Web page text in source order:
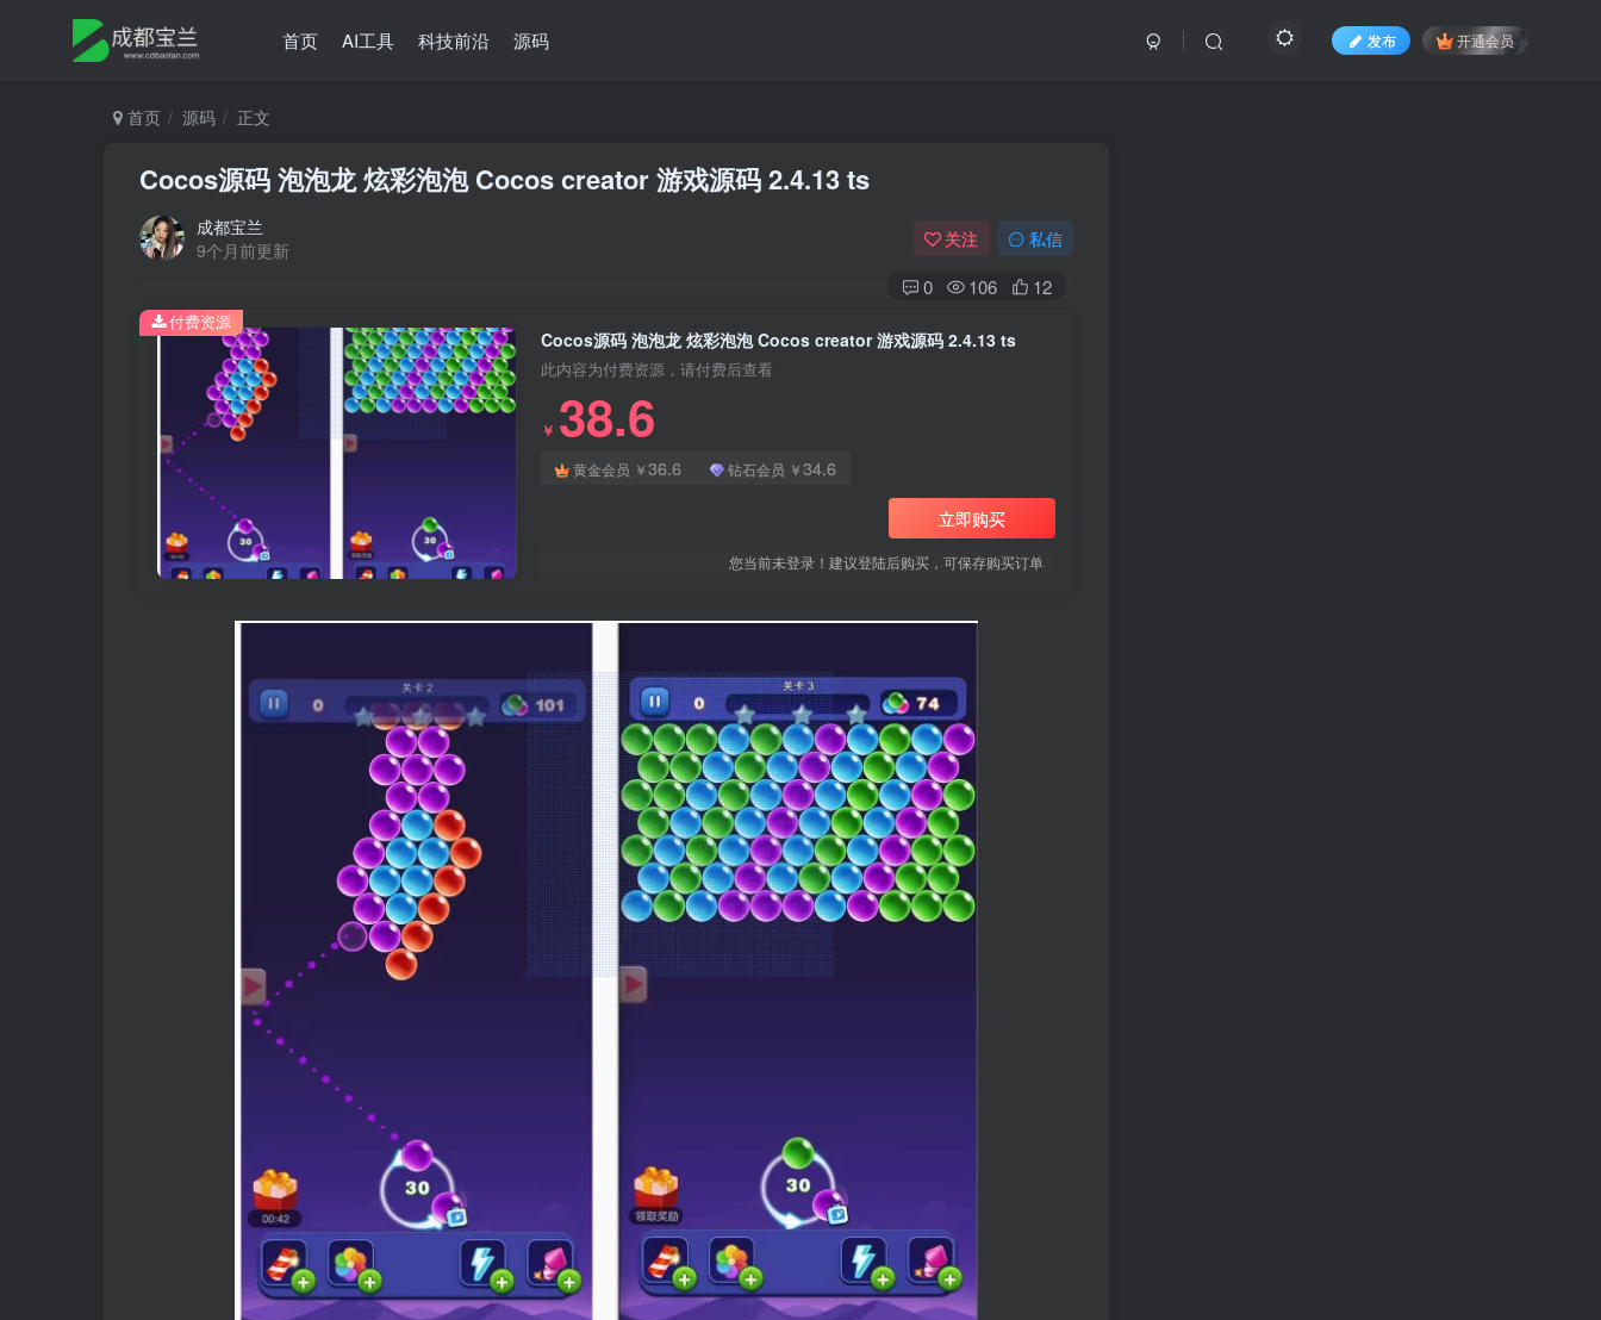
首页 AI工具 科技前沿 源码 发布 开通会员
首页 源码 正文
Cocos源码 泡泡龙 炫彩泡泡 Cocos creator 游戏源码 2.4.13 ts
成都宝兰
9个月前更新
关注 私信
0 106 12
Cocos源码 泡泡龙 炫彩泡泡 Cocos creator 游戏源码 2.4.13 ts
此内容为付费资源，请付费后查看
￥ 38.6
黄金会员 ￥36.6 钻石会员 ￥34.6
立即购买
您当前未登录！建议登陆后购买，可保存购买订单
付费资源